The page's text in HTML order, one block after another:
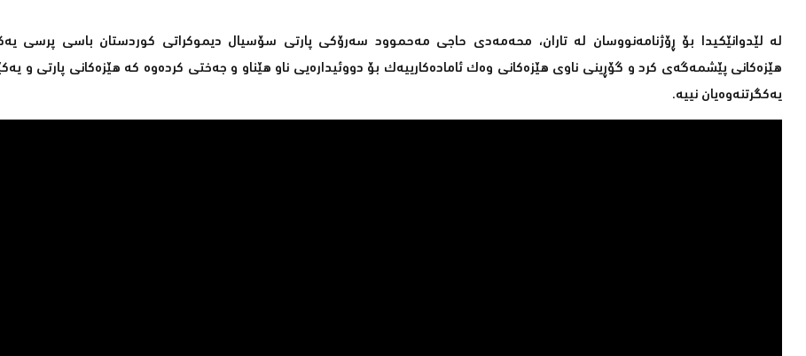
لە لێدوانێكیدا بۆ ڕۆژنامەنووسان لە تاران، محەمەدی حاجی مەحموود سەرۆكی پارتی سۆسیال دیموكراتی كوردستان باسی پرسی
هێزەكانی پێشمەگەی كرد و گۆڕینی ناوی هێزەكانی وەك ئامادەكارییەك بۆ دووئیدارەیی ناو هێناو و جەختی كردەوە كە هێزەكانی پارتی و
یەكگرتنەوەیان نییە.